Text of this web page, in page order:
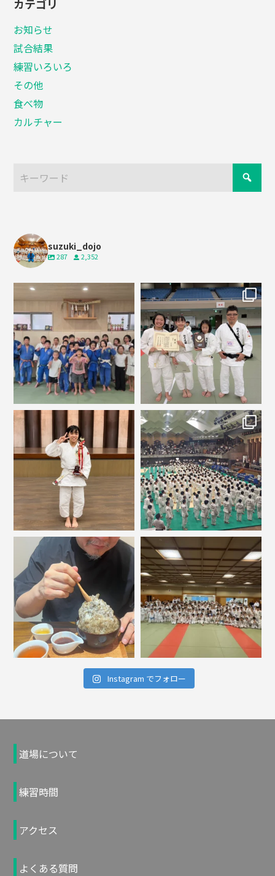
カテゴリ
お知らせ
試合結果
練習いろいろ
その他
食べ物
カルチャー
suzuki_dojo
287 2,352
Instagram でフォロー
道場について
練習時間
アクセス
よくある質問